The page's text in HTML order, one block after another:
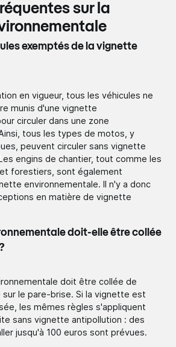
sur la
exemptés de la vignette
en vigueur, tous les véhicules ne
munis d'une vignette
circuler dans une zone
tous les types de motos, y
peuvent circuler sans vignette
engins de chantier, tout comme les
forestiers, sont également
environnementale. Il n'y a donc
en matière de vignette
doit-elle être collée
doit être collée de
sur le pare-brise. Si la vignette est
les mêmes règles s'appliquent
sans vignette antipollution : des
jusqu'à 100 euros sont prévues.